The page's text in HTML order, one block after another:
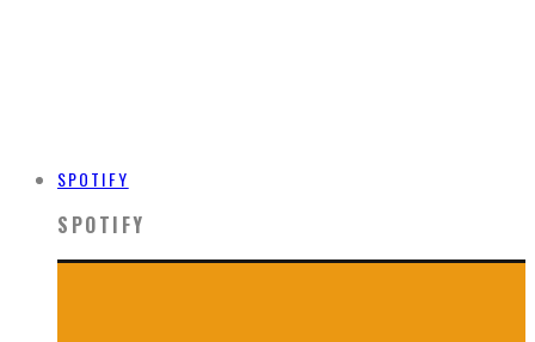
SPOTIFY
SPOTIFY